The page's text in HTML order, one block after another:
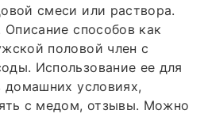
смеси или раствора.
Описание способов как
половой член с
Использование ее для
домашних условиях,
с медом, отзывы. Можно